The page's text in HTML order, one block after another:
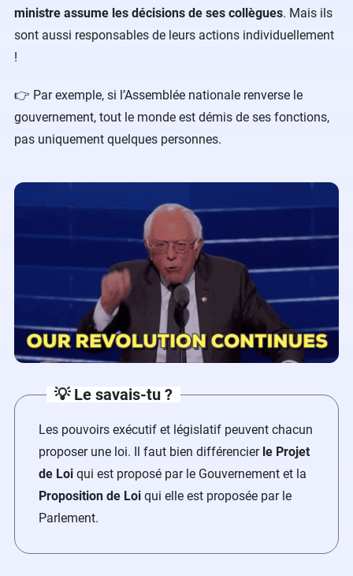
ministre assume les décisions de ses collègues. Mais ils
sont aussi responsables de leurs actions individuellement
!
👉 Par exemple, si l’Assemblée nationale renverse le
gouvernement, tout le monde est démis de ses fonctions,
pas uniquement quelques personnes.
💡 Le savais-tu ?
Les pouvoirs exécutif et législatif peuvent chacun
proposer une loi. Il faut bien différencier le Projet
de Loi qui est proposé par le Gouvernement et la
Proposition de Loi qui elle est proposée par le
Parlement.